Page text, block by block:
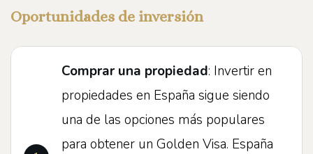
Oportunidades de inversión
Comprar una propiedad: Invertir en
propiedades en España sigue siendo
una de las opciones más populares
para obtener un Golden Visa. España